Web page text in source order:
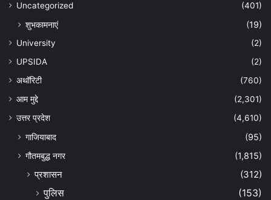
Uncategorized
(401)
शुभकामनाएं (19)
University
(2)
UPSIDA
(2)
अथॉरिटी
(760)
आम मुद्दे
(2,301)
उत्तर प्रदेश
(4,610)
गाजियाबाद
(95)
गौतमबुद्ध नगर
(1,815)
प्रशासन
(312)
पुलिस
(153)